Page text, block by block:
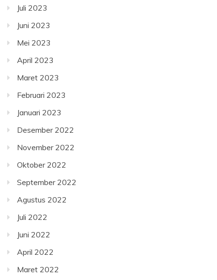
Juli 2023
Juni 2023
Mei 2023
April 2023
Maret 2023
Februari 2023
Januari 2023
Desember 2022
November 2022
Oktober 2022
September 2022
Agustus 2022
Juli 2022
Juni 2022
April 2022
Maret 2022